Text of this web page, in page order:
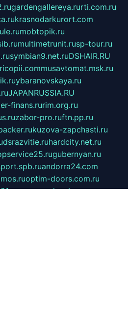
gardengallereya.rurti.com.ru
krasnodarkurort.com
mobtopik.ru
multimetrunit.rusp-tour.ru
symbian9.net.ruDSHAIR.RU
musavtomat.msk.ru
ybaranovskaya.ru
JAPANRUSSIA.RU
finans.rurim.org.ru
zabor-pro.ruftn.pp.ru
kuzova-zapchasti.ru
dsrazvitie.ruhardcity.net.ru
gubernyan.ru
andorra24.com
optim-doors.com.ru
vremya-ch.spb.ru